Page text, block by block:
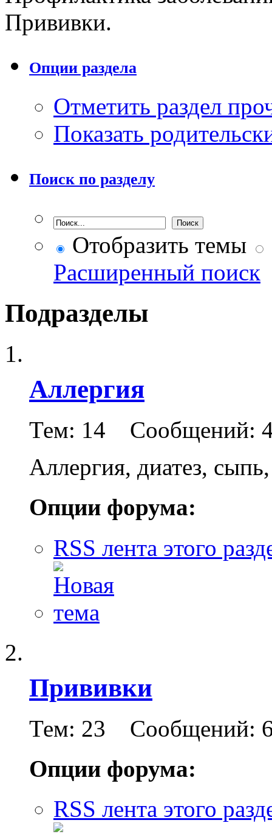
Прививки.
Опции раздела
Отметить раздел
Показать
Поиск по разделу
Отобразить темы
Расширенный поиск
Подразделы
Аллергия
Тем: 14 Сообщений:
Аллергия, диатез,
Опции форума:
RSS лента этого
Прививки
Тем: 23 Сообщений:
Опции форума:
RSS лента этого